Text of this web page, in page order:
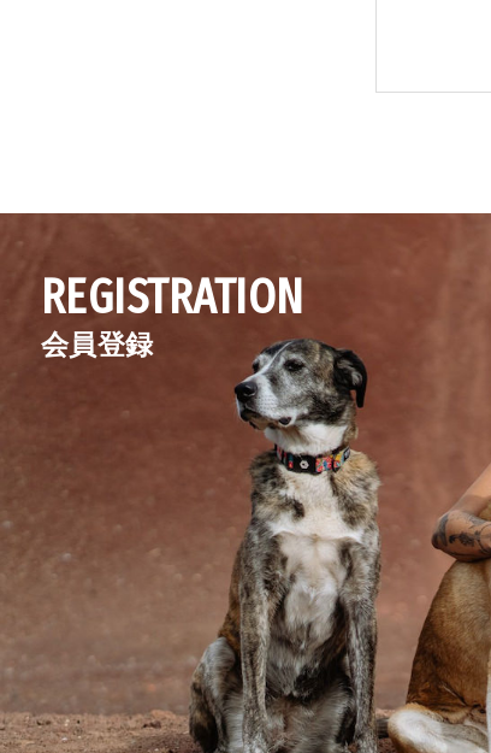
REGISTRATION
会員登録